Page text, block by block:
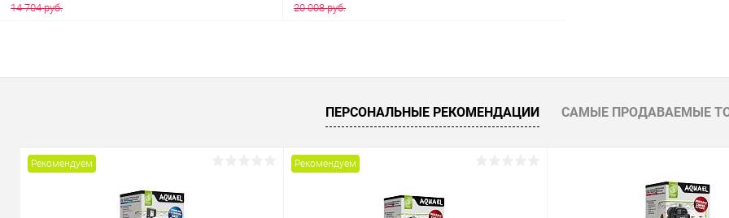
14 704 руб. 20 008 руб.
Под заказ
ПЕРСОНАЛЬНЫЕ РЕКОМЕНДАЦИИ САМЫЕ ПРОДАВАЕМЫЕ
Рекомендуем Рекомендуем